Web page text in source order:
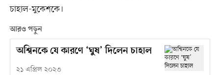
চাহাল-মুকেশকে।
আরও পড়ুন
অশ্বিনকে যে কারণে ‘ঘুষ’ দিলেন চাহাল
২১ এপ্রিল ২০২৩